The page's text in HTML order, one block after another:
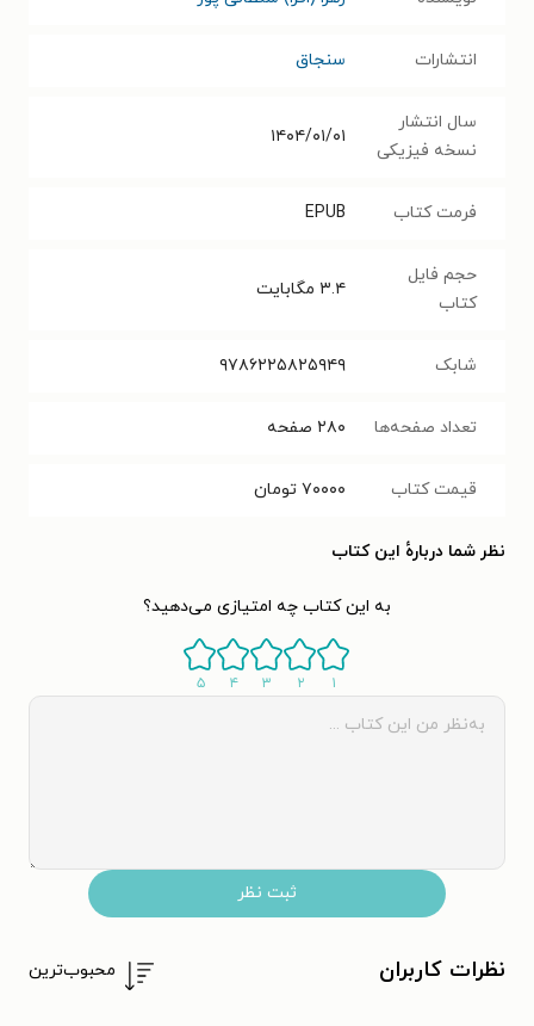
انتشارات سنجاق
سال انتشار
نسخه فیزیکی
۱۴۰۴/۰۱/۰۱
فرمت کتاب EPUB
حجم فایل
کتاب
۳.۴ مگابایت
شابک ۹۷۸۶۲۲۵۸۲۵۹۴۹
تعداد صفحه‌ها ۲۸۰ صفحه
قیمت کتاب ۷۰۰۰۰ تومان
نظر شما دربارهٔ این کتاب
به این کتاب چه امتیازی می‌دهید؟
۱ ۲ ۳ ۴ ۵
ثبت نظر
نظرات کاربران محبوب‌ترین